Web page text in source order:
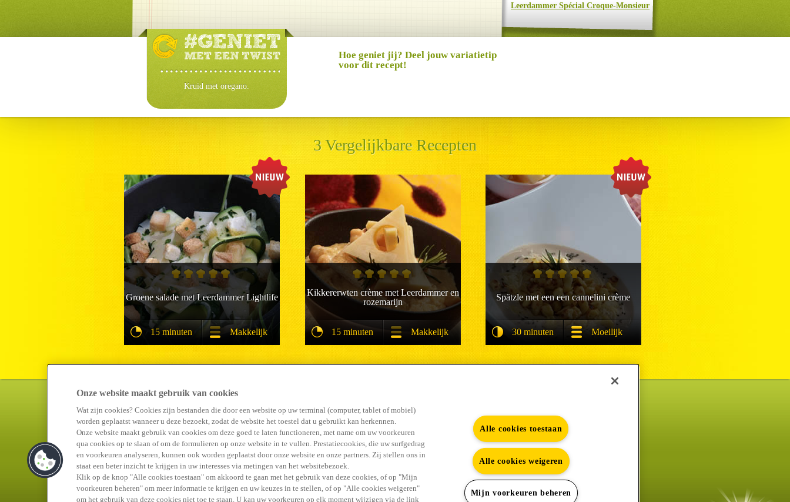
Leerdammer Spécial Croque-Monsieur
Kruid met oregano.
Hoe geniet jij? Deel jouw variatietip
voor dit recept!
3 Vergelijkbare Recepten
Groene salade met Leerdammer Lightlife
15 minuten Makkelijk
Kikkererwten crème met Leerdammer en
rozemarijn
15 minuten Makkelijk
Spätzle met een een cannelini crème
30 minuten Moeilijk
#GENIET ERVAN
Vind alle antwoorden in de FAQ
Onze website maakt gebruik van cookies
Wat zijn cookies? Cookies zijn bestanden die door een website op uw terminal (computer, tablet of mobiel)
worden geplaatst wanneer u deze bezoekt, zodat de website het toestel dat u gebruikt kan herkennen.
Onze website maakt gebruik van cookies om deze goed te laten functioneren, met name om uw voorkeuren
qua cookies op te slaan of om de formulieren op onze website in te vullen. Prestatiecookies, die uw surfgedrag
en voorkeuren analyseren, kunnen ook worden geplaatst door onze website en onze partners. Zij stellen ons in
staat een beter inzicht te krijgen in uw interesses via metingen van het websitebezoek.
Klik op de knop "Alle cookies toestaan" om akkoord te gaan met het gebruik van deze cookies, of op "Mijn
voorkeuren beheren" om meer informatie te krijgen en uw keuzes in te stellen, of op "Alle cookies weigeren"
om het gebruik van deze cookies niet toe te staan. U kan uw voorkeuren op elk moment wijzigen via de link
Alle cookies toestaan
Alle cookies weigeren
Mijn voorkeuren beheren